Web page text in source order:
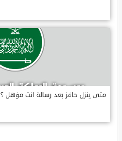
متى ينزل حافز بعد رسالة انت مؤهل ؟